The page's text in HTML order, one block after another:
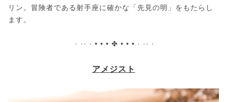
リン。冒険者である射手座に確かな「先見の明」をもたらし
ます。
· ·· · • • • ✤ • • • · ·· ·
アメジスト